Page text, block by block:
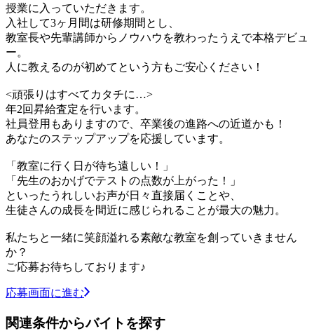
授業に入っていただきます。
入社して3ヶ月間は研修期間とし、
教室長や先輩講師からノウハウを教わったうえで本格デビュ
ー。
人に教えるのが初めてという方もご安心ください！
<頑張りはすべてカタチに…>
年2回昇給査定を行います。
社員登用もありますので、卒業後の進路への近道かも！
あなたのステップアップを応援しています。
「教室に行く日が待ち遠しい！」
「先生のおかげでテストの点数が上がった！」
といったうれしいお声が日々直接届くことや、
生徒さんの成長を間近に感じられることが最大の魅力。
私たちと一緒に笑顔溢れる素敵な教室を創っていきません
か？
ご応募お待ちしております♪
応募画面に進む
関連条件からバイトを探す